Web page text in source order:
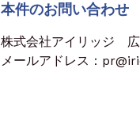
本件のお問い合わせ
株式会社アイリッジ 広
メールアドレス：